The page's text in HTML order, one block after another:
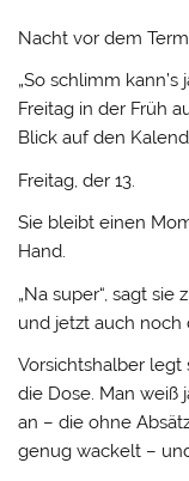
Nacht vor dem
„So schlimm
Freitag in der Früh
Blick auf den
Freitag, der 13.
Sie bleibt einen
Hand.
„Na super“, sagt sie
und jetzt auch noch
Vorsichtshalber legt
die Dose. Man weiß
an – die ohne
genug wackelt –